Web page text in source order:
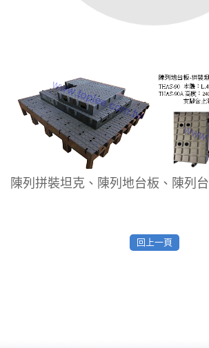
陳列拼裝坦克、陳列地台板、陳列台
回上一頁